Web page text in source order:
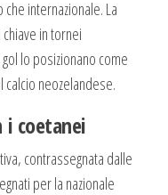
internazionale. La
in tornei
lo posizionano come
calcio neozelandese.
coetanei
contrassegnata dalle
per la nazionale